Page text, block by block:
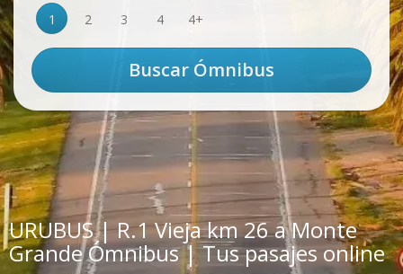
1
2 3 4 4+
URUBUS | R.1 Vieja km 26 a Monte
Grande Ómnibus | Tus pasajes online